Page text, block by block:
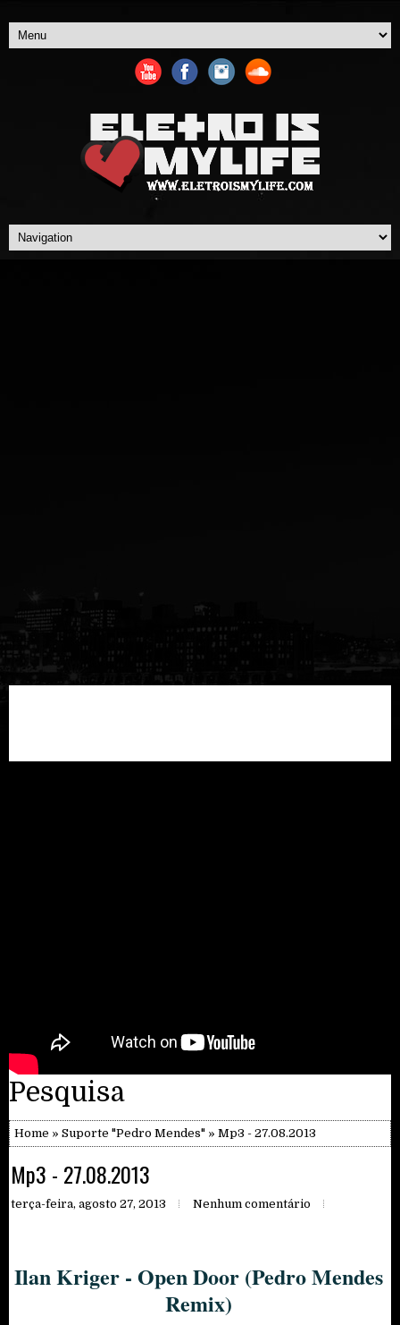
Pesquisa
Home » Suporte "Pedro Mendes" » Mp3 - 27.08.2013
Mp3 - 27.08.2013
terça-feira, agosto 27, 2013 Nenhum comentário
Ilan Kriger - Open Door (Pedro Mendes
Remix)